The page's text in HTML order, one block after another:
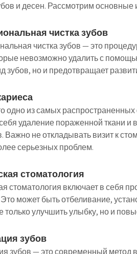
и десен. Рассмотрим основные
чистка зубов
чистка зубов — это
невозможно удалить с
зубов, но и предотвращает
одно из самых
удаление пораженной ткани
Важно не откладывать визит к
серьезных проблем.
стоматология
стоматология включает в себя
может быть отбеливание,
только улучшить улыбку, но и
зубов
зубов — это современный метод